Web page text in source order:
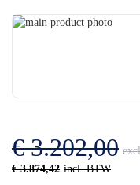
Ga
gallerij
€ 3.874,42
€ 3.202,00